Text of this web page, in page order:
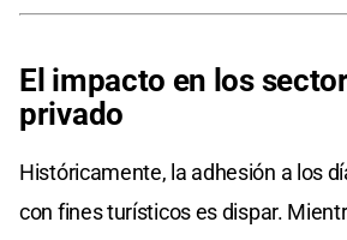
El impacto en los
privado
Históricamente, la adhesión a los
con fines turísticos es dispar.